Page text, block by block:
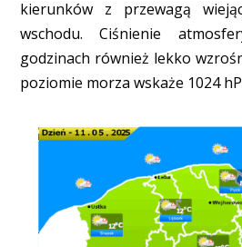
kierunków z przewagą
wschodu. Ciśnienie
godzinach również lekko
poziomie morza wskaże 1024